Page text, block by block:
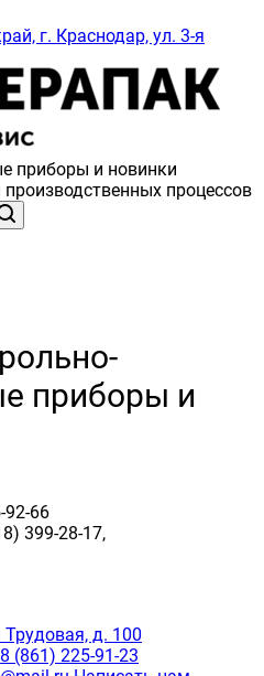
г. Краснодар, ул. 3-я
приборы и новинки
процессов
приборы и
92-66
399-28-17,
Трудовая, д. 100
8 (861) 225-91-23